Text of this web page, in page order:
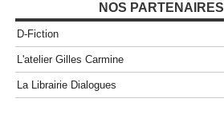
NOS PARTENAIRES
D-Fiction
L'atelier Gilles Carmine
La Librairie Dialogues